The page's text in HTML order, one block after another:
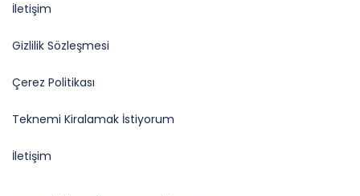
İletişim
Gizlilik Sözleşmesi
Çerez Politikası
Teknemi Kiralamak İstiyorum
İletişim